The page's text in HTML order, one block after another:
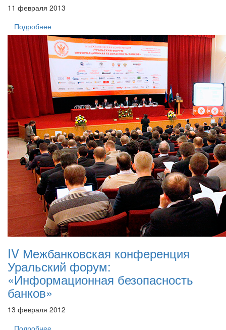
11 февраля 2013
Подробнее
IV Межбанковская конференция
Уральский форум:
«Информационная безопасность
банков»
13 февраля 2012
Подробнее